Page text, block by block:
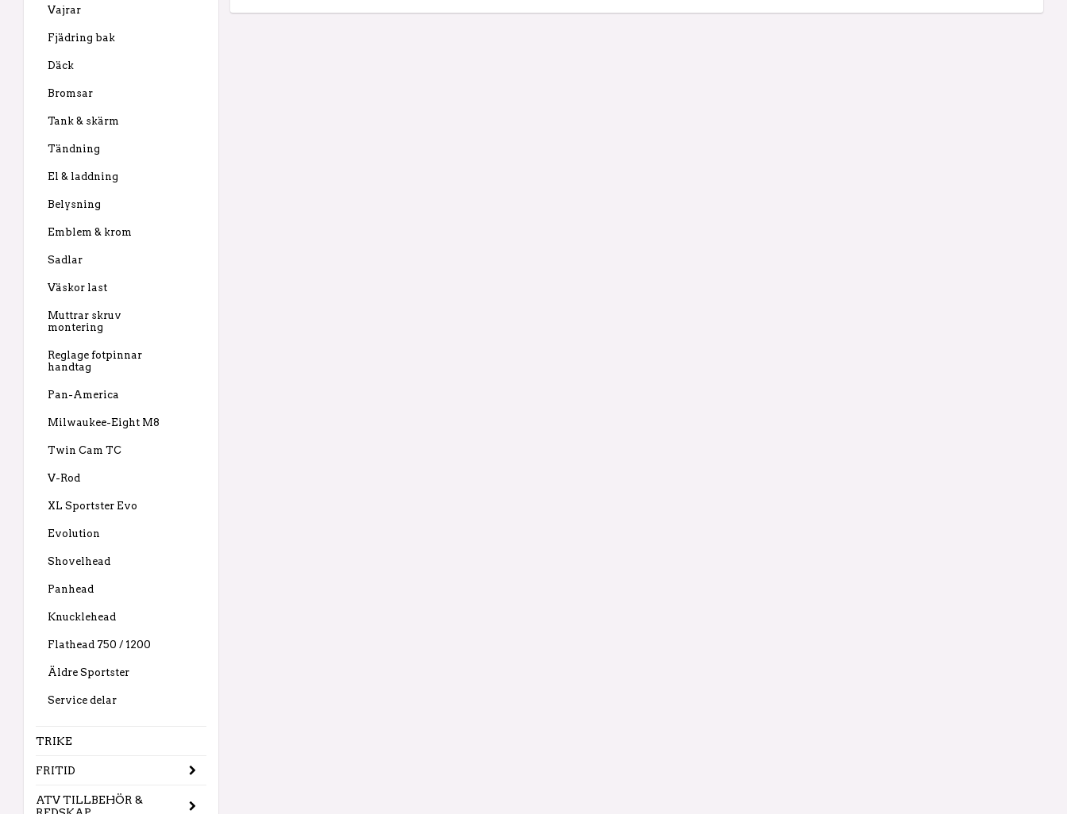
Vajrar
Fjädring bak
Däck
Bromsar
Tank & skärm
Tändning
El & laddning
Belysning
Emblem & krom
Sadlar
Väskor last
Muttrar skruv
montering
Reglage fotpinnar
handtag
Pan-America
Milwaukee-Eight M8
Twin Cam TC
V-Rod
XL Sportster Evo
Evolution
Shovelhead
Panhead
Knucklehead
Flathead 750 / 1200
Äldre Sportster
Service delar
TRIKE
FRITID
ATV TILLBEHÖR &